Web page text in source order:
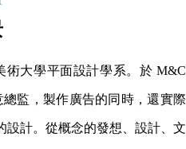
術大學平面設計學系。於 M&C
監，製作廣告的同時，還實際
設計。從概念的發想、設計、文